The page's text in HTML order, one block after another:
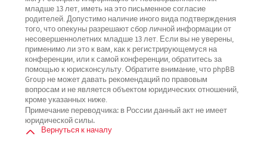
младше 13 лет, иметь на это письменное согласие
родителей. Допустимо наличие иного вида подтверждения
того, что опекуны разрешают сбор личной информации от
несовершеннолетних младше 13 лет. Если вы не уверены,
применимо ли это к вам, как к регистрирующемуся на
конференции, или к самой конференции, обратитесь за
помощью к юрисконсульту. Обратите внимание, что phpBB
Group не может давать рекомендаций по правовым
вопросам и не является объектом юридических отношений,
кроме указанных ниже.
Примечание переводчика: в России данный акт не имеет
юридической силы.
Вернуться к началу